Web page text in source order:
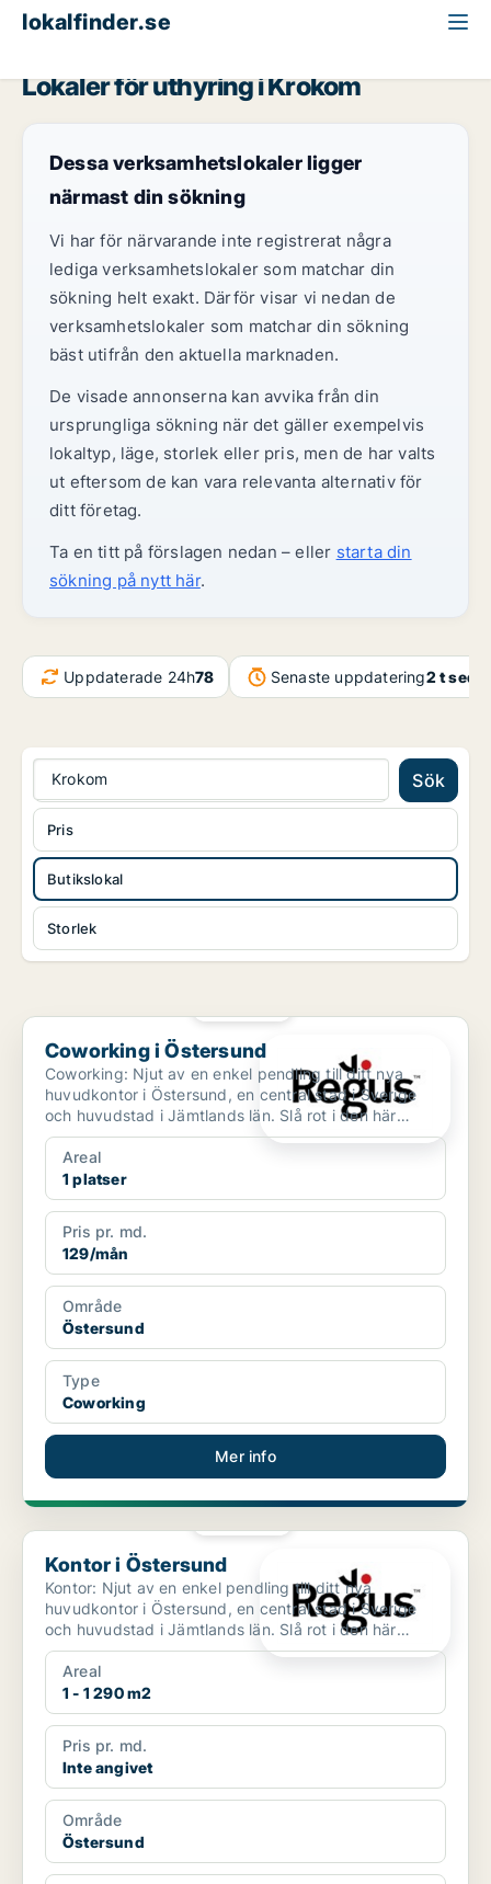
lokalfinder.se
Lokaler för uthyring i Krokom
Dessa verksamhetslokaler ligger
närmast din sökning
Vi har för närvarande inte registrerat några
lediga verksamhetslokaler som matchar din
sökning helt exakt. Därför visar vi nedan de
verksamhetslokaler som matchar din sökning
bäst utifrån den aktuella marknaden.
De visade annonserna kan avvika från din
ursprungliga sökning när det gäller exempelvis
lokaltyp, läge, storlek eller pris, men de har valts
ut eftersom de kan vara relevanta alternativ för
ditt företag.
Ta en titt på förslagen nedan – eller starta din
sökning på nytt här.
Uppdaterade 24h78 Senaste uppdatering2 t
Krokom Sök
Butikslokal
Storlek
Pris
Coworking i Östersund
Coworking i Östersund
Coworking: Njut av en enkel pendling till ditt nya
huvudkontor i Östersund, en central stad i Sverige
och huvudstad i Jämtlands län. Slå rot i den här
staden...
Areal
1 platser
Pris pr. md.
129/mån
Område
Östersund
Type
Coworking
Mer info
Kontor i Östersund
Kontor i Östersund
Kontor: Njut av en enkel pendling till ditt nya
huvudkontor i Östersund, en central stad i Sverige
och huvudstad i Jämtlands län. Slå rot i den här
staden so...
Areal
1 - 1 290 m2
Pris pr. md.
Inte angivet
Område
Östersund